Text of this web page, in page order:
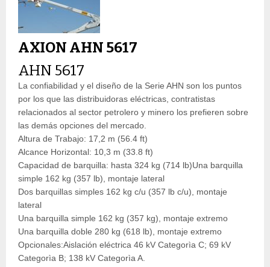
AXION AHN 5617
AHN 5617
La confiabilidad y el diseño de la Serie AHN son los puntos
por los que las distribuidoras eléctricas, contratistas
relacionados al sector petrolero y minero los prefieren sobre
las demás opciones del mercado.
Altura de Trabajo: 17,2 m (56.4 ft)
Alcance Horizontal: 10,3 m (33.8 ft)
Capacidad de barquilla: hasta 324 kg (714 lb)Una barquilla
simple 162 kg (357 lb), montaje lateral
Dos barquillas simples 162 kg c/u (357 lb c/u), montaje
lateral
Una barquilla simple 162 kg (357 kg), montaje extremo
Una barquilla doble 280 kg (618 lb), montaje extremo
Opcionales:Aislación eléctrica 46 kV Categorìa C; 69 kV
Categorìa B; 138 kV Categorìa A.